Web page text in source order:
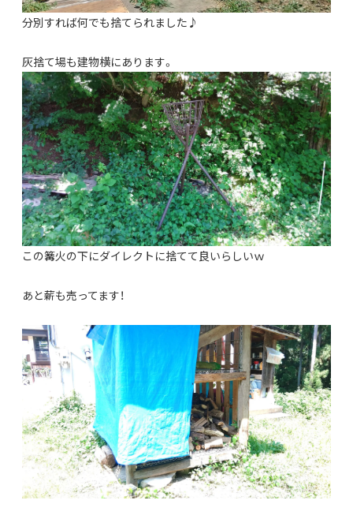
分別すれば何でも捨てられました♪
灰捨て場も建物横にあります。
この篝火の下にダイレクトに捨てて良いらしいｗ
あと薪も売ってます！